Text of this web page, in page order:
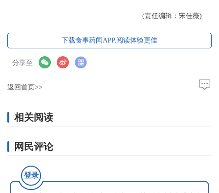
(责任编辑：宋佳薇)
下载食事药闻APP,阅读体验更佳
分享至
返回首页>>
相关阅读
网民评论
登录